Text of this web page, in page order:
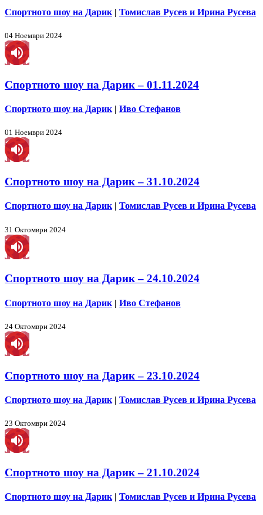
Спортното шоу на Дарик | Томислав Русев и Ирина Русева
04 Ноември 2024
Спортното шоу на Дарик – 01.11.2024
Спортното шоу на Дарик | Иво Стефанов
01 Ноември 2024
Спортното шоу на Дарик – 31.10.2024
Спортното шоу на Дарик| Томислав Русев и Ирина Русева
31 Октомври 2024
Спортното шоу на Дарик – 24.10.2024
Спортното шоу на Дарик | Иво Стефанов
24 Октомври 2024
Спортното шоу на Дарик – 23.10.2024
Спортното шоу на Дарик | Томислав Русев и Ирина Русева
23 Октомври 2024
Спортното шоу на Дарик – 21.10.2024
Спортното шоу на Дарик | Томислав Русев и Ирина Русева